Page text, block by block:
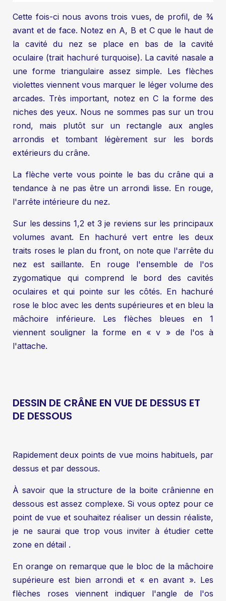
Cette fois-ci nous avons trois vues, de profil, de ¾
avant et de face. Notez en A, B et C que le haut de
la cavité du nez se place en bas de la cavité
oculaire (trait hachuré turquoise). La cavité nasale a
une forme triangulaire assez simple. Les flèches
violettes viennent vous marquer le léger volume des
arcades. Très important, notez en C la forme des
niches des yeux. Nous ne sommes pas sur un trou
rond, mais plutôt sur un rectangle aux angles
arrondis et tombant légèrement sur les bords
extérieurs du crâne.
La flèche verte vous pointe le bas du crâne qui a
tendance à ne pas être un arrondi lisse. En rouge,
l'arrête intérieure du nez.
Sur les dessins 1,2 et 3 je reviens sur les principaux
volumes avant. En hachuré vert entre les deux
traits roses le plan du front, on note que l'arrête du
nez est saillante. En rouge l'ensemble de l'os
zygomatique qui comprend le bord des cavités
oculaires et qui pointe sur les côtés. En hachuré
rose le bloc avec les dents supérieures et en bleu la
mâchoire inférieure. Les flèches bleues en 1
viennent souligner la forme en « v » de l'os à
l'attache.
DESSIN DE CRÂNE EN VUE DE DESSUS ET
DE DESSOUS
Rapidement deux points de vue moins habituels, par
dessus et par dessous.
À savoir que la structure de la boite crânienne en
dessous est assez complexe. Si vous optez pour ce
point de vue et souhaitez réaliser un dessin réaliste,
je ne saurai que trop vous inviter à étudier cette
zone en détail .
En orange on remarque que le bloc de la mâchoire
supérieure est bien arrondi et « en avant ». Les
flèches roses viennent indiquer l'angle de l'os